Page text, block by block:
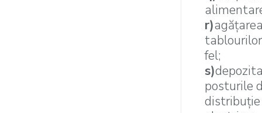
r)
fel;
s)
posturile